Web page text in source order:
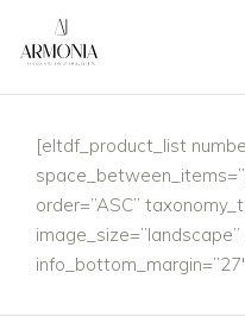
[eltdf_product_list
order=”ASC”